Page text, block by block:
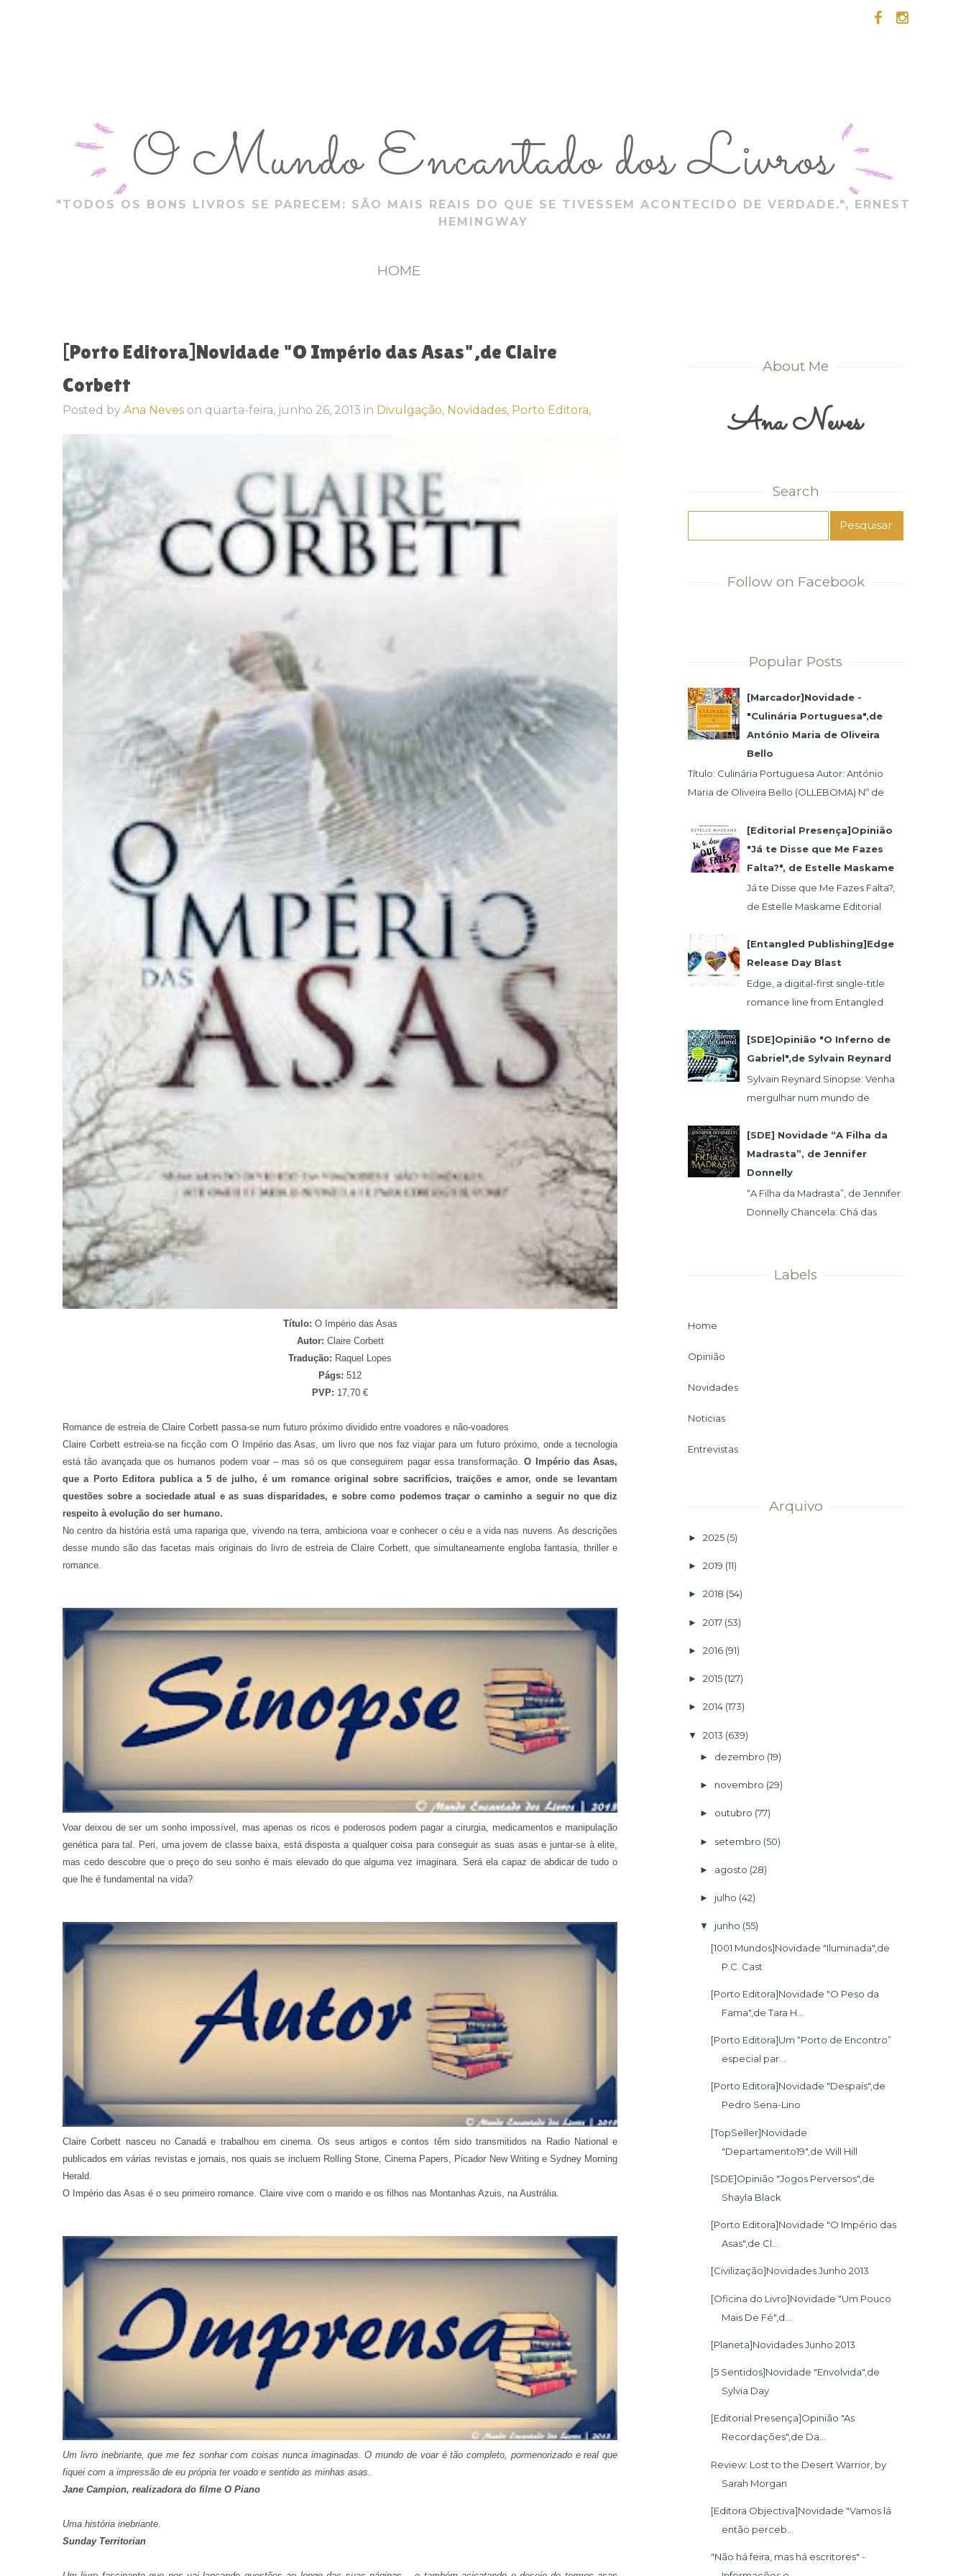
O Mundo Encantado dos Livros
"TODOS OS BONS LIVROS SE PARECEM: SÃO MAIS REAIS DO QUE SE TIVESSEM ACONTECIDO DE VERDADE.", ERNEST
HEMINGWAY
HOME
[Porto Editora]Novidade "O Império das Asas",de Claire
Corbett
Posted by Ana Neves on quarta-feira, junho 26, 2013 in Divulgação, Novidades, Porto Editora,
Título: O Império das Asas
Autor: Claire Corbett
Tradução: Raquel Lopes
Págs:512
PVP: 17,70 €
Romance de estreia de Claire Corbett passa-se num futuro próximo dividido entre voadores e não-voadores
Claire Corbett estreia-se na ficção com O Império das Asas, um livro que nos faz viajar para um futuro próximo, onde a tecnologia
está tão avançada que os humanos podem voar – mas só os que conseguirem pagar essa transformação. O Império das Asas,
que a Porto Editora publica a 5 de julho, é um romance original sobre sacrifícios, traições e amor, onde se levantam
questões sobre a sociedade atual e as suas disparidades, e sobre como podemos traçar o caminho a seguir no que diz
respeito à evolução do ser humano.
No centro da história está uma rapariga que, vivendo na terra, ambiciona voar e conhecer o céu e a vida nas nuvens. As descrições
desse mundo são das facetas mais originais do livro de estreia de Claire Corbett, que simultaneamente engloba fantasia, thriller e
romance.
Voar deixou de ser um sonho impossível, mas apenas os ricos e poderosos podem pagar a cirurgia, medicamentos e manipulação
genética para tal. Peri, uma jovem de classe baixa, está disposta a qualquer coisa para conseguir as suas asas e juntar-se à elite,
mas cedo descobre que o preço do seu sonho é mais elevado do que alguma vez imaginara. Será ela capaz de abdicar de tudo o
que lhe é fundamental na vida?
Claire Corbett nasceu no Canadá e trabalhou em cinema. Os seus artigos e contos têm sido transmitidos na Radio National e
publicados em várias revistas e jornais, nos quais se incluem Rolling Stone, Cinema Papers, Picador New Writing e Sydney Morning
Herald.
O Império das Asas é o seu primeiro romance. Claire vive com o marido e os filhos nas Montanhas Azuis, na Austrália.
Um livro inebriante, que me fez sonhar com coisas nunca imaginadas. O mundo de voar é tão completo, pormenorizado e real que
fiquei com a impressão de eu própria ter voado e sentido as minhas asas.
Jane Campion, realizadora do filme O Piano
Uma história inebriante.
Sunday Territorian
About Me
Ana Neves
Search
Follow on Facebook
Popular Posts
[Marcador]Novidade -
"Culinária Portuguesa",de
António Maria de Oliveira
Bello
Título: Culinária Portuguesa Autor: António
Maria de Oliveira Bello (OLLEBOMA) Nº de
[Editorial Presença]Opinião
"Já te Disse que Me Fazes
Falta?", de Estelle Maskame
Já te Disse que Me Fazes Falta?,
de Estelle Maskame Editorial
Uma última oportunidade para o
amor. P...
[Entangled Publishing]Edge
Release Day Blast
Edge, a digital-first single-title
romance line from Entangled
popular Select imprint but gives
its...
[SDE]Opinião "O Inferno de
Gabriel",de Sylvain Reynard
Sylvain Reynard Sinopse: Venha
mergulhar num mundo de
sem limites....
[SDE] Novidade “A Filha da
Madrasta”, de Jennifer
Donnelly
“A Filha da Madrasta”, de Jennifer
Donnelly Chancela: Chá das
Labels
Home
Opinião
Novidades
Noticias
Entrevistas
Arquivo
► 2025 (5)
► 2019 (11)
► 2018 (54)
► 2017 (53)
► 2016 (91)
► 2015 (127)
► 2014 (173)
▼ 2013 (639)
► dezembro (19)
► novembro (29)
► outubro (77)
► setembro (50)
► agosto (28)
► julho (42)
▼ junho (55)
[1001 Mundos]Novidade "Iluminada",de
P.C. Cast
[Porto Editora]Novidade "O Peso da
Fama",de Tara H...
[Porto Editora]Um “Porto de Encontro”
especial par...
[Porto Editora]Novidade "Despaís",de
Pedro Sena-Lino
[TopSeller]Novidade
"Departamento19",de Will Hill
[SDE]Opinião "Jogos Perversos",de
Shayla Black
[Porto Editora]Novidade "O Império das
Asas",de Cl...
[Civilização]Novidades Junho 2013
[Oficina do Livro]Novidade "Um Pouco
Mais De Fé",d...
[Planeta]Novidades Junho 2013
[5 Sentidos]Novidade "Envolvida",de
Sylvia Day
[Editorial Presença]Opinião "As
Recordações",de Da...
Review: Lost to the Desert Warrior, by
Sarah Morgan
[Editora Objectiva]Novidade "Vamos lá
então perceb...
"Não há feira, mas há escritores" -